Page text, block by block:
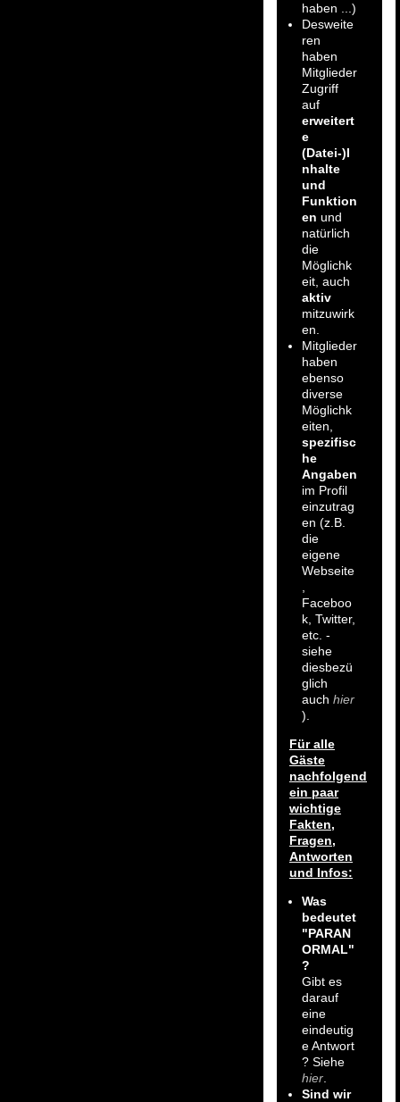
haben ...)
Desweite
ren
haben
Mitglieder
Zugriff
auf
erweitert
e
(Datei-)I
nhalte
und
Funktion
en und
natürlich
die
Möglichk
eit, auch
aktiv
mitzuwirk
en.
Mitglieder
haben
ebenso
diverse
Möglichk
eiten,
spezifisc
he
Angaben
im Profil
einzutrag
en (z.B.
die
eigene
Webseite
Faceboo
k, Twitter,
etc. -
siehe
diesbezü
glich
auch hier
).
Für alle
Gäste
nachfolgend
ein paar
wichtige
Fakten,
Fragen,
Antworten
und Infos:
Was
bedeutet
"PARAN
ORMAL"
?
Gibt es
darauf
eine
eindeutig
e Antwort
? Siehe
hier
Sind wir